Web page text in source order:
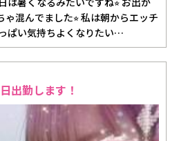
た⭐︎ 私は朝からエッチ
様といっぱい気持ちよくなりたい…
出勤します！